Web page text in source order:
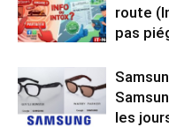
route
pas
les